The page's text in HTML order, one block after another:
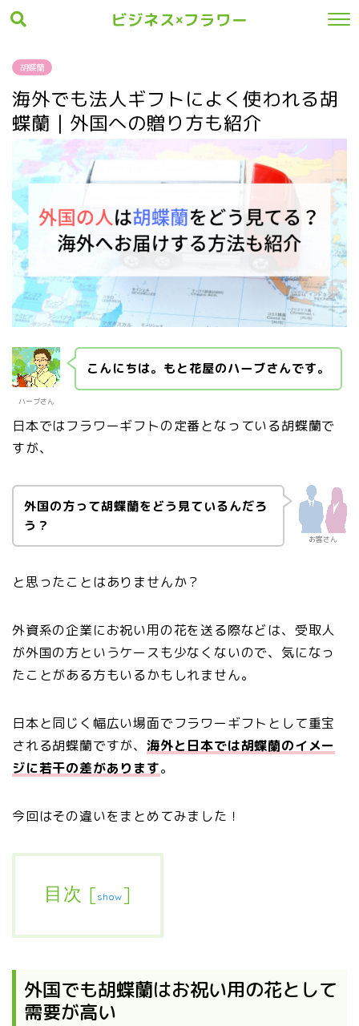
ビジネス×フラワー
胡蝶蘭
海外でも法人ギフトによく使われる胡
蝶蘭｜外国への贈り方も紹介
ハーブさん
こんにちは。もと花屋のハーブさんです。
日本ではフラワーギフトの定番となっている胡蝶蘭で
すが、
お客さん
外国の方って胡蝶蘭をどう見ているんだろ
う？
と思ったことはありませんか？
外資系の企業にお祝い用の花を送る際などは、受取人
が外国の方というケースも少なくないので、気になっ
たことがある方もいるかもしれません。
日本と同じく幅広い場面でフラワーギフトとして重宝
される胡蝶蘭ですが、 海外と日本では胡蝶蘭のイメー
ジに若干の差があります。
今回はその違いをまとめてみました！
目次 [show]
外国でも胡蝶蘭はお祝い用の花として
需要が高い